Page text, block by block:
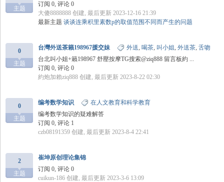
主题
订阅 0, 评论 0
大傻8888888 创建, 最后更新 2023-12-16 21:39
最新主题 谈谈连乘积里素数p的取值范围不同而产生的问题
0
主题
台灣外送茶籟198967援交妹 外送, 喝茶, 叫小姐, 外送茶, 舌吻
台北叫小姐+籟198967 舒壓按摩TG搜索@ziq888 留言板約 ...
订阅 0, 评论 0
約炮加賴ziq888 创建, 最后更新 2023-8-22 02:30
0
主题
编考数学知识
在人文教育和科学教育
编考数学知识的疑难解答
订阅 0, 评论 1
czb08191359 创建, 最后更新 2023-8-4 22:41
2
主题
崔坤原创理论集锦
订阅 0, 评论 0
cuikun-186 创建, 最后更新 2023-3-6 13:09